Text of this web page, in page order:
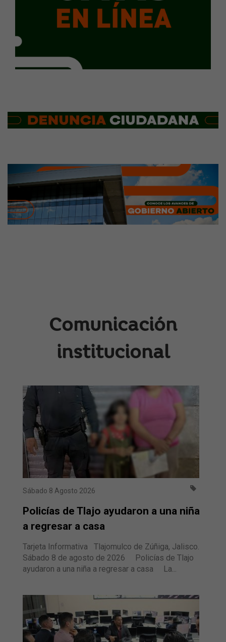
Comunicación
institucional
Sábado 8 Agosto 2026
Policías de Tlajo ayudaron a una niña
a regresar a casa
Tarjeta Informativa Tlajomulco de Zúñiga, Jalisco.
Sábado 8 de agosto de 2026 Policías de Tlajo
ayudaron a una niña a regresar a casa La...